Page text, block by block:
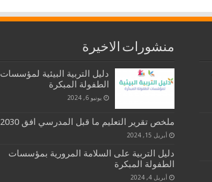
منشورات الاخيرة
دليل التربية البيئية لمؤسسات
الطفولة المبكرة
يونيو 6, 2024
ملخص تقرير التعليم ما قبل المدرسي افق 2030
أبريل 15, 2024
دليل التربية على السلامة المرورية بمؤسسات
الطفولة المبكرة
أبريل 4, 2024